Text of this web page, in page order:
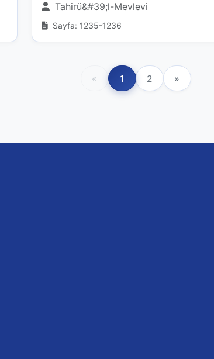
Tahirü&#39;l-Mevlevi
Sayfa: 1235-1236
« 1 2 »